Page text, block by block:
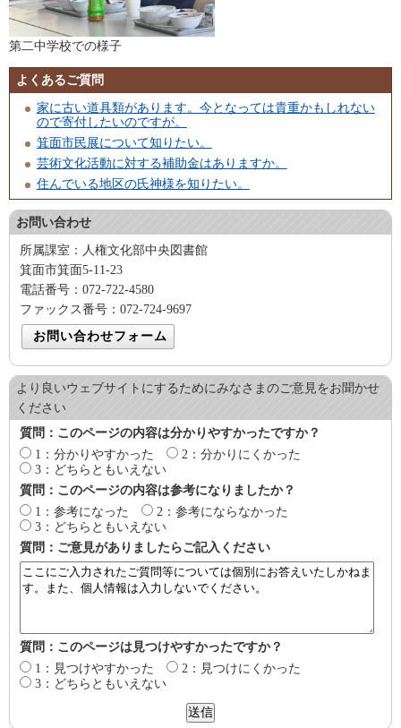
第二中学校での様子
よくあるご質問
家に古い道具類があります。今となっては貴重かもしれない
ので寄付したいのですが。
箕面市民展について知りたい。
芸術文化活動に対する補助金はありますか。
住んでいる地区の氏神様を知りたい。
お問い合わせ
所属課室：人権文化部中央図書館
箕面市箕面5-11-23
電話番号：072-722-4580
ファックス番号：072-724-9697
より良いウェブサイトにするためにみなさまのご意見をお聞かせ
ください
質問：このページの内容は分かりやすかったですか？
1：分かりやすかった
2：分かりにくかった
3：どちらともいえない
質問：このページの内容は参考になりましたか？
1：参考になった
2：参考にならなかった
3：どちらともいえない
質問：ご意見がありましたらご記入ください
質問：このページは見つけやすかったですか？
1：見つけやすかった
2：見つけにくかった
3：どちらともいえない